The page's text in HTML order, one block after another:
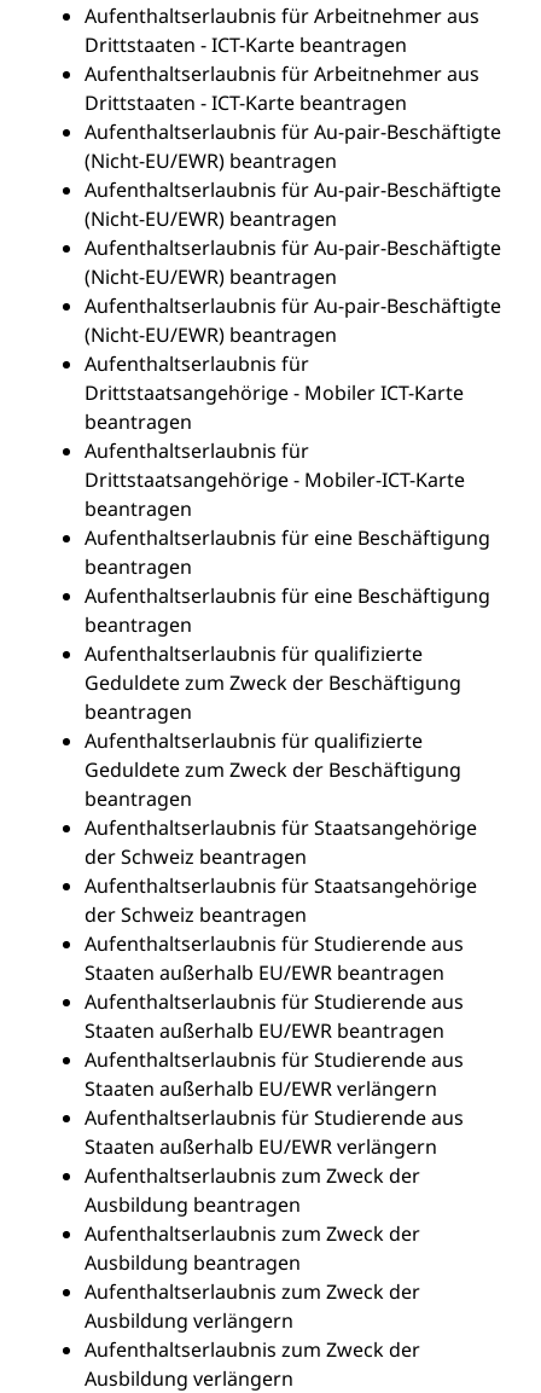
Aufenthaltserlaubnis für Arbeitnehmer aus
Drittstaaten - ICT-Karte beantragen
Aufenthaltserlaubnis für Arbeitnehmer aus
Drittstaaten - ICT-Karte beantragen
Aufenthaltserlaubnis für Au-pair-Beschäftigte
(Nicht-EU/EWR) beantragen
Aufenthaltserlaubnis für Au-pair-Beschäftigte
(Nicht-EU/EWR) beantragen
Aufenthaltserlaubnis für Au-pair-Beschäftigte
(Nicht-EU/EWR) beantragen
Aufenthaltserlaubnis für Au-pair-Beschäftigte
(Nicht-EU/EWR) beantragen
Aufenthaltserlaubnis für
Drittstaatsangehörige - Mobiler ICT-Karte
beantragen
Aufenthaltserlaubnis für
Drittstaatsangehörige - Mobiler-ICT-Karte
beantragen
Aufenthaltserlaubnis für eine Beschäftigung
beantragen
Aufenthaltserlaubnis für eine Beschäftigung
beantragen
Aufenthaltserlaubnis für qualifizierte
Geduldete zum Zweck der Beschäftigung
beantragen
Aufenthaltserlaubnis für qualifizierte
Geduldete zum Zweck der Beschäftigung
beantragen
Aufenthaltserlaubnis für Staatsangehörige
der Schweiz beantragen
Aufenthaltserlaubnis für Staatsangehörige
der Schweiz beantragen
Aufenthaltserlaubnis für Studierende aus
Staaten außerhalb EU/EWR beantragen
Aufenthaltserlaubnis für Studierende aus
Staaten außerhalb EU/EWR beantragen
Aufenthaltserlaubnis für Studierende aus
Staaten außerhalb EU/EWR verlängern
Aufenthaltserlaubnis für Studierende aus
Staaten außerhalb EU/EWR verlängern
Aufenthaltserlaubnis zum Zweck der
Ausbildung beantragen
Aufenthaltserlaubnis zum Zweck der
Ausbildung beantragen
Aufenthaltserlaubnis zum Zweck der
Ausbildung verlängern
Aufenthaltserlaubnis zum Zweck der
Ausbildung verlängern